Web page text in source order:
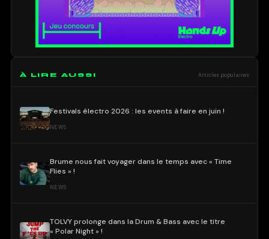
À LIRE AUSSI Articles populaires
Festivals électro 2026 : les events à faire en juin !
NEWS
Brume nous fait voyager dans le temps avec « Time
Flies » !
NEWS
TOLVY prolonge dans la Drum & Bass avec le titre
« Polar Night » !